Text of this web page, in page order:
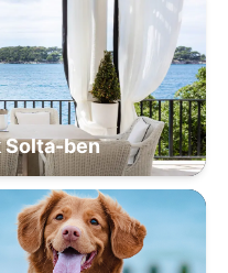
Solta-ben